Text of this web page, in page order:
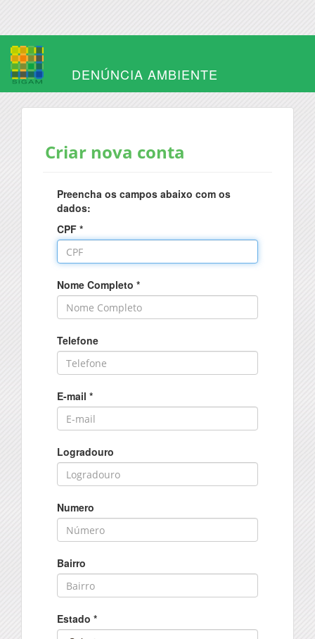
DENÚNCIA AMBIENTE
Criar nova conta
Preencha os campos abaixo com os
dados:
CPF *
Nome Completo *
Telefone
E-mail *
Logradouro
Numero
Bairro
Estado *